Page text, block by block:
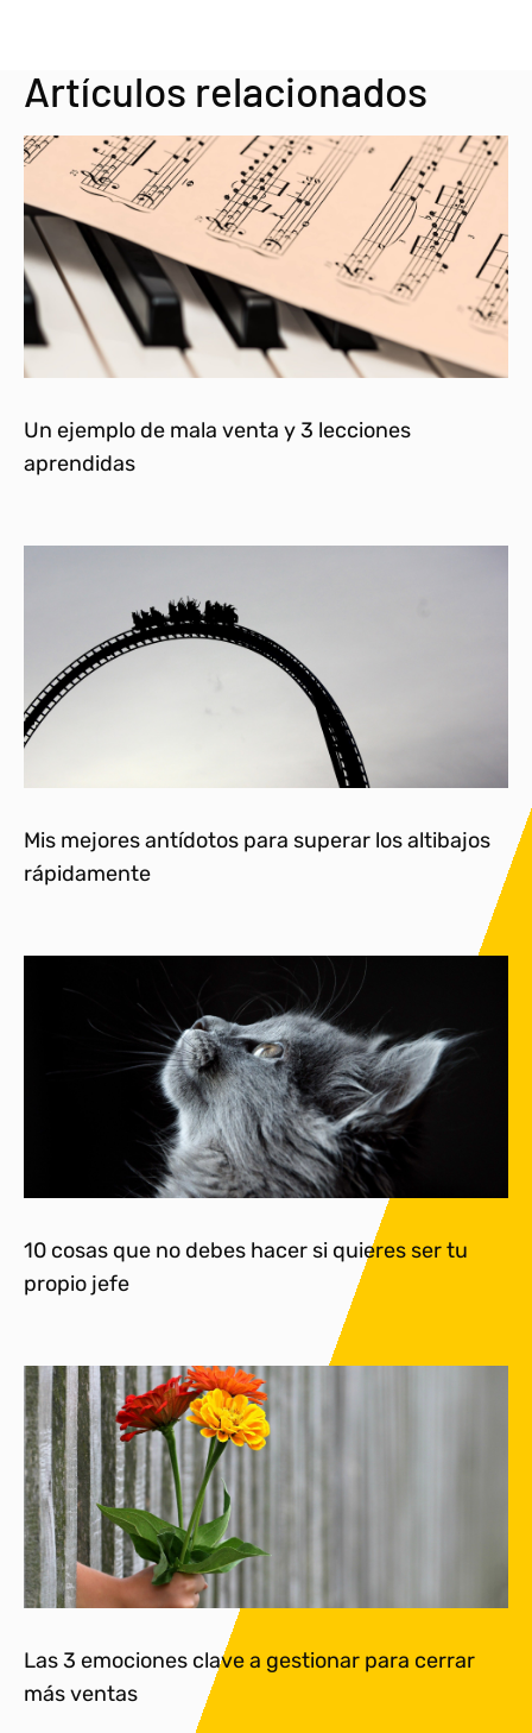
Artículos relacionados
Un ejemplo de mala venta y 3 lecciones
aprendidas
Mis mejores antídotos para superar los altibajos
rápidamente
10 cosas que no debes hacer si quieres ser tu
propio jefe
Las 3 emociones clave a gestionar para cerrar
más ventas